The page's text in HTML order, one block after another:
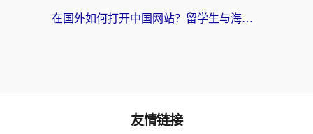
在国外如何打开中国网站？留学生与海外华人的无缝访问指南
友情链接